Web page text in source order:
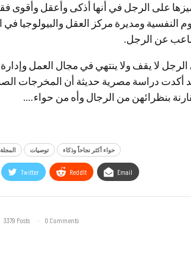
على الرجل في أنها أذكى وأعقل وأقوى
النفسية ومديرة مركز العقل والبيولوجيا
عن الرجل.
الرجل لا يقف ولا ينتهي في مجال العمل
فقد أكدت دراسة مصرية حديثة أن المخرجات
بنظرائهن من الرجال وأه من حواء….
المجلة توصيات حواء أكثر نجاحاً وذكاء
Twitter ReddIt Email
3379 Posts 0 Comments